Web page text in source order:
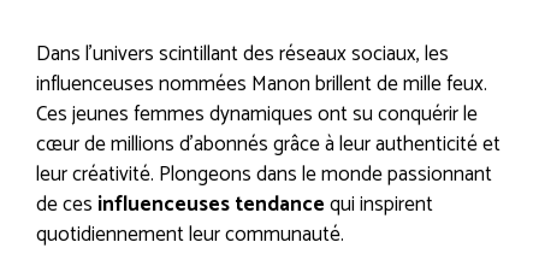
Dans l’univers scintillant des réseaux sociaux, les
influenceuses nommées Manon brillent de mille feux.
Ces jeunes femmes dynamiques ont su conquérir le
cœur de millions d’abonnés grâce à leur authenticité et
leur créativité. Plongeons dans le monde passionnant
de ces influenceuses tendancequi inspirent
quotidiennement leur communauté.